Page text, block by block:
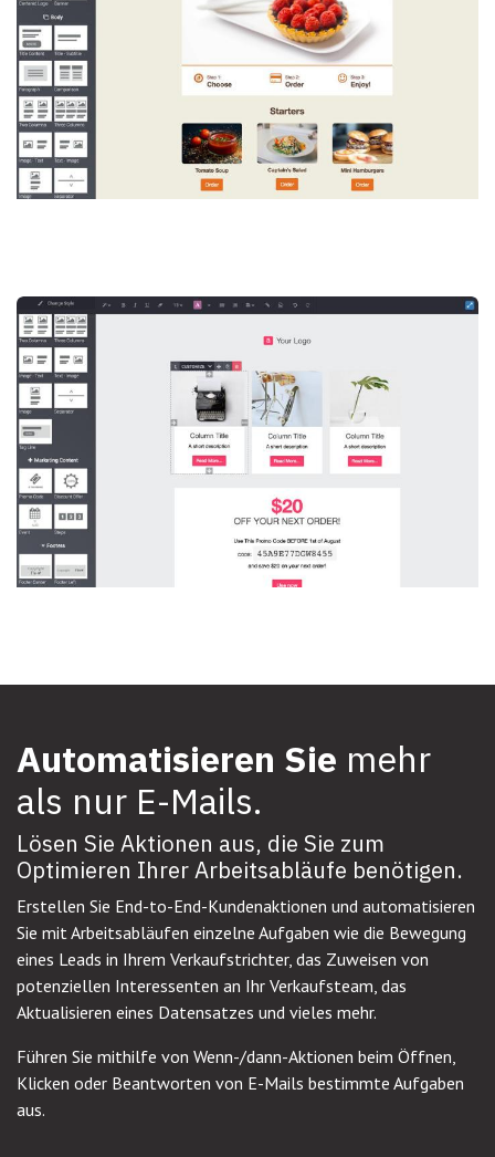
Automatisieren Sie mehr
als nur E-Mails.
Lösen Sie Aktionen aus, die Sie zum
Optimieren Ihrer Arbeitsabläufe benötigen.
Erstellen Sie End-to-End-Kundenaktionen und automatisieren
Sie mit Arbeitsabläufen einzelne Aufgaben wie die Bewegung
eines Leads in Ihrem Verkaufstrichter, das Zuweisen von
potenziellen Interessenten an Ihr Verkaufsteam, das
Aktualisieren eines Datensatzes und vieles mehr.
Führen Sie mithilfe von Wenn-/dann-Aktionen beim Öffnen,
Klicken oder Beantworten von E-Mails bestimmte Aufgaben
aus.